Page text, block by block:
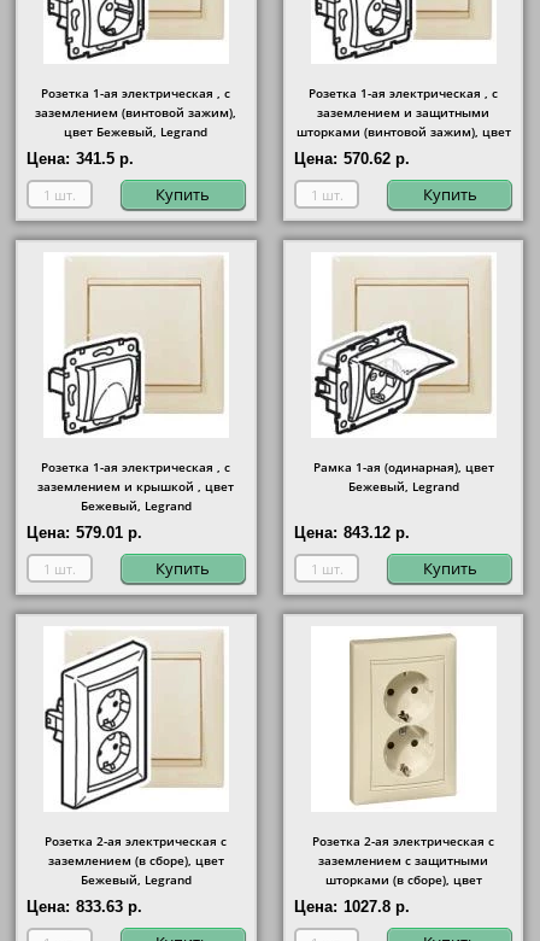
Розетка 1-ая электрическая , с
заземлением (винтовой зажим),
цвет Бежевый, Legrand
Цена: 341.5 р.
Купить
Розетка 1-ая электрическая , с
заземлением и защитными
шторками (винтовой зажим), цвет
Бежевый, Legrand
Цена: 570.62 р.
Купить
Розетка 1-ая электрическая , с
заземлением и крышкой , цвет
Бежевый, Legrand
Цена: 579.01 р.
Купить
Рамка 1-ая (одинарная), цвет
Бежевый, Legrand
Цена: 843.12 р.
Купить
Розетка 2-ая электрическая с
заземлением (в сборе), цвет
Бежевый, Legrand
Цена: 833.63 р.
Розетка 2-ая электрическая с
заземлением с защитными
шторками (в сборе), цвет
Бежевый, Legrand
Цена: 1027.8 р.